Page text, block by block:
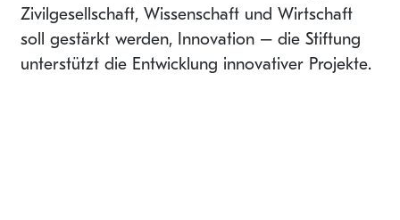
Zivilgesellschaft, Wissenschaft und Wirtschaft
soll gestärkt werden, Innovation – die Stiftung
unterstützt die Entwicklung innovativer Projekte.